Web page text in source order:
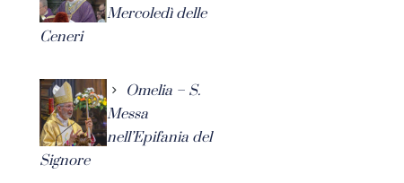
Mercoledì delle
Ceneri
Omelia – S.
Messa
nell’Epifania del
Signore